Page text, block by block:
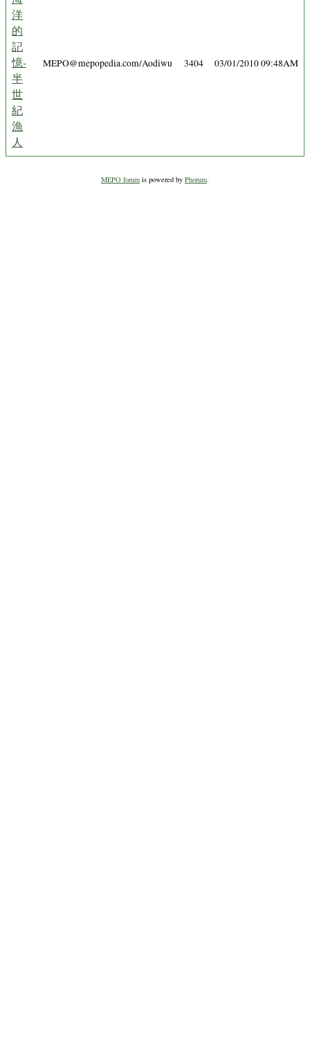
洋
的
記
憶-
半
世
紀
漁
人
MEPO@mepopedia.com/Aodiwu 3404 03/01/2010 09:48AM
MEPO forum is powered by Phorum.